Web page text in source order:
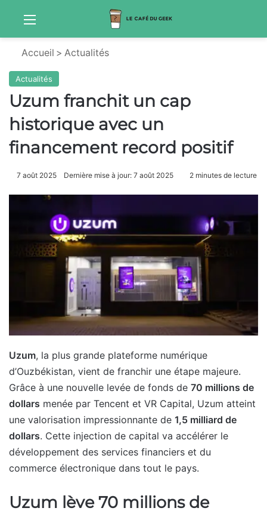
Menu
Accueil > Actualités
Actualités
Uzum franchit un cap
historique avec un
financement record positif
7 août 2025 Dernière mise à jour: 7 août 2025 2 minutes de lecture
Uzum, la plus grande plateforme numérique
d’Ouzbékistan, vient de franchir une étape majeure.
Grâce à une nouvelle levée de fonds de 70 millions de
dollars menée par Tencent et VR Capital, Uzum atteint
une valorisation impressionnante de 1,5 milliard de
dollars. Cette injection de capital va accélérer le
développement des services financiers et du
commerce électronique dans tout le pays.
Uzum lève 70 millions de